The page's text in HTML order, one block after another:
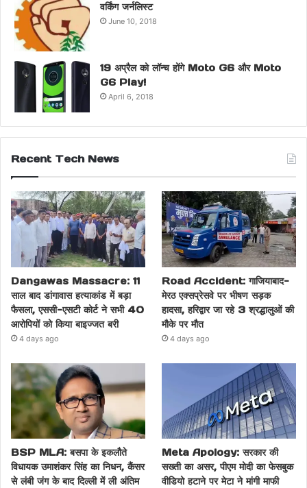
वर्किंग जर्नलिस्ट
June 10, 2018
19 अप्रैल को लॉन्च होंगे Moto G6 और Moto
G6 Play!
April 6, 2018
Recent Tech News
Dangawas Massacre: 11
साल बाद डांगावास हत्याकांड में बड़ा
फैसला, एससी-एसटी कोर्ट ने सभी 40
आरोपियों को किया बाइज्जत बरी
4 days ago
Road Accident: गाजियाबाद-
मेरठ एक्सप्रेसवे पर भीषण सड़क
हादसा, हरिद्वार जा रहे 3 श्रद्धालुओं की
मौके पर मौत
4 days ago
BSP MLA: बसपा के इकलौते
विधायक उमाशंकर सिंह का निधन, कैंसर
से लंबी जंग के बाद दिल्ली में ली अंतिम
Meta Apology: सरकार की
सख्ती का असर, पीएम मोदी का फेसबुक
वीडियो हटाने पर मेटा ने मांगी माफी